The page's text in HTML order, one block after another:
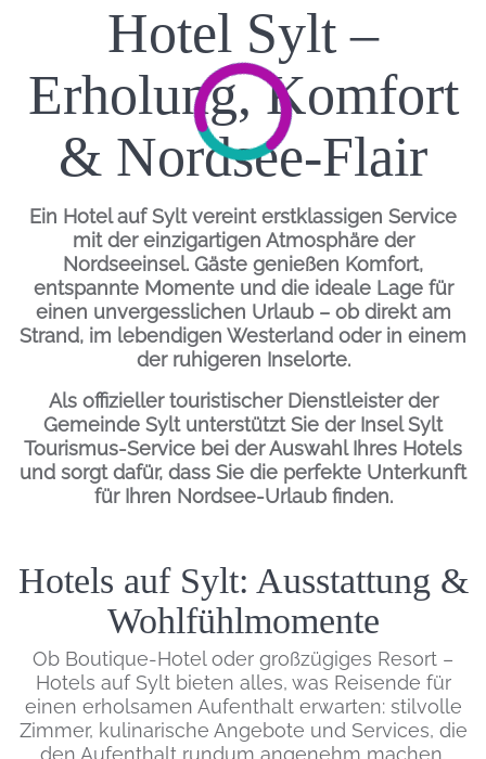
Einleitung
Hotel Sylt –
Erholung, Komfort
& Nordsee-Flair
Ein Hotel auf Syltvereint erstklassigen Service
mit der einzigartigen Atmosphäre der
Nordseeinsel. Gäste genießen Komfort,
entspannte Momente und die ideale Lage für
einen unvergesslichen Urlaub – ob direkt am
Strand, im lebendigen Westerland oder in einem
der ruhigeren Inselorte.
Als offizieller touristischer Dienstleister der
Gemeinde Sylt unterstützt Sie der Insel Sylt
Tourismus-Service bei der Auswahl Ihres Hotels
und sorgt dafür, dass Sie die perfekte Unterkunft
für Ihren Nordsee-Urlaub finden.
Inhalt
Hotels auf Sylt: Ausstattung &
Wohlfühlmomente
Ob Boutique-Hotel oder großzügiges Resort –
Hotels auf Sylt bieten alles, was Reisende für
einen erholsamen Aufenthalt erwarten: stilvolle
Zimmer, kulinarische Angebote und Services, die